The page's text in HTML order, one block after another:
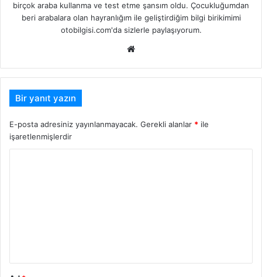
birçok araba kullanma ve test etme şansım oldu. Çocukluğumdan
beri arabalara olan hayranlığım ile geliştirdiğim bilgi birikimimi
otobilgisi.com'da sizlerle paylaşıyorum.
Web
Bir yanıt yazın
E-posta adresiniz yayınlanmayacak. Gerekli alanlar * ile
işaretlenmişlerdir